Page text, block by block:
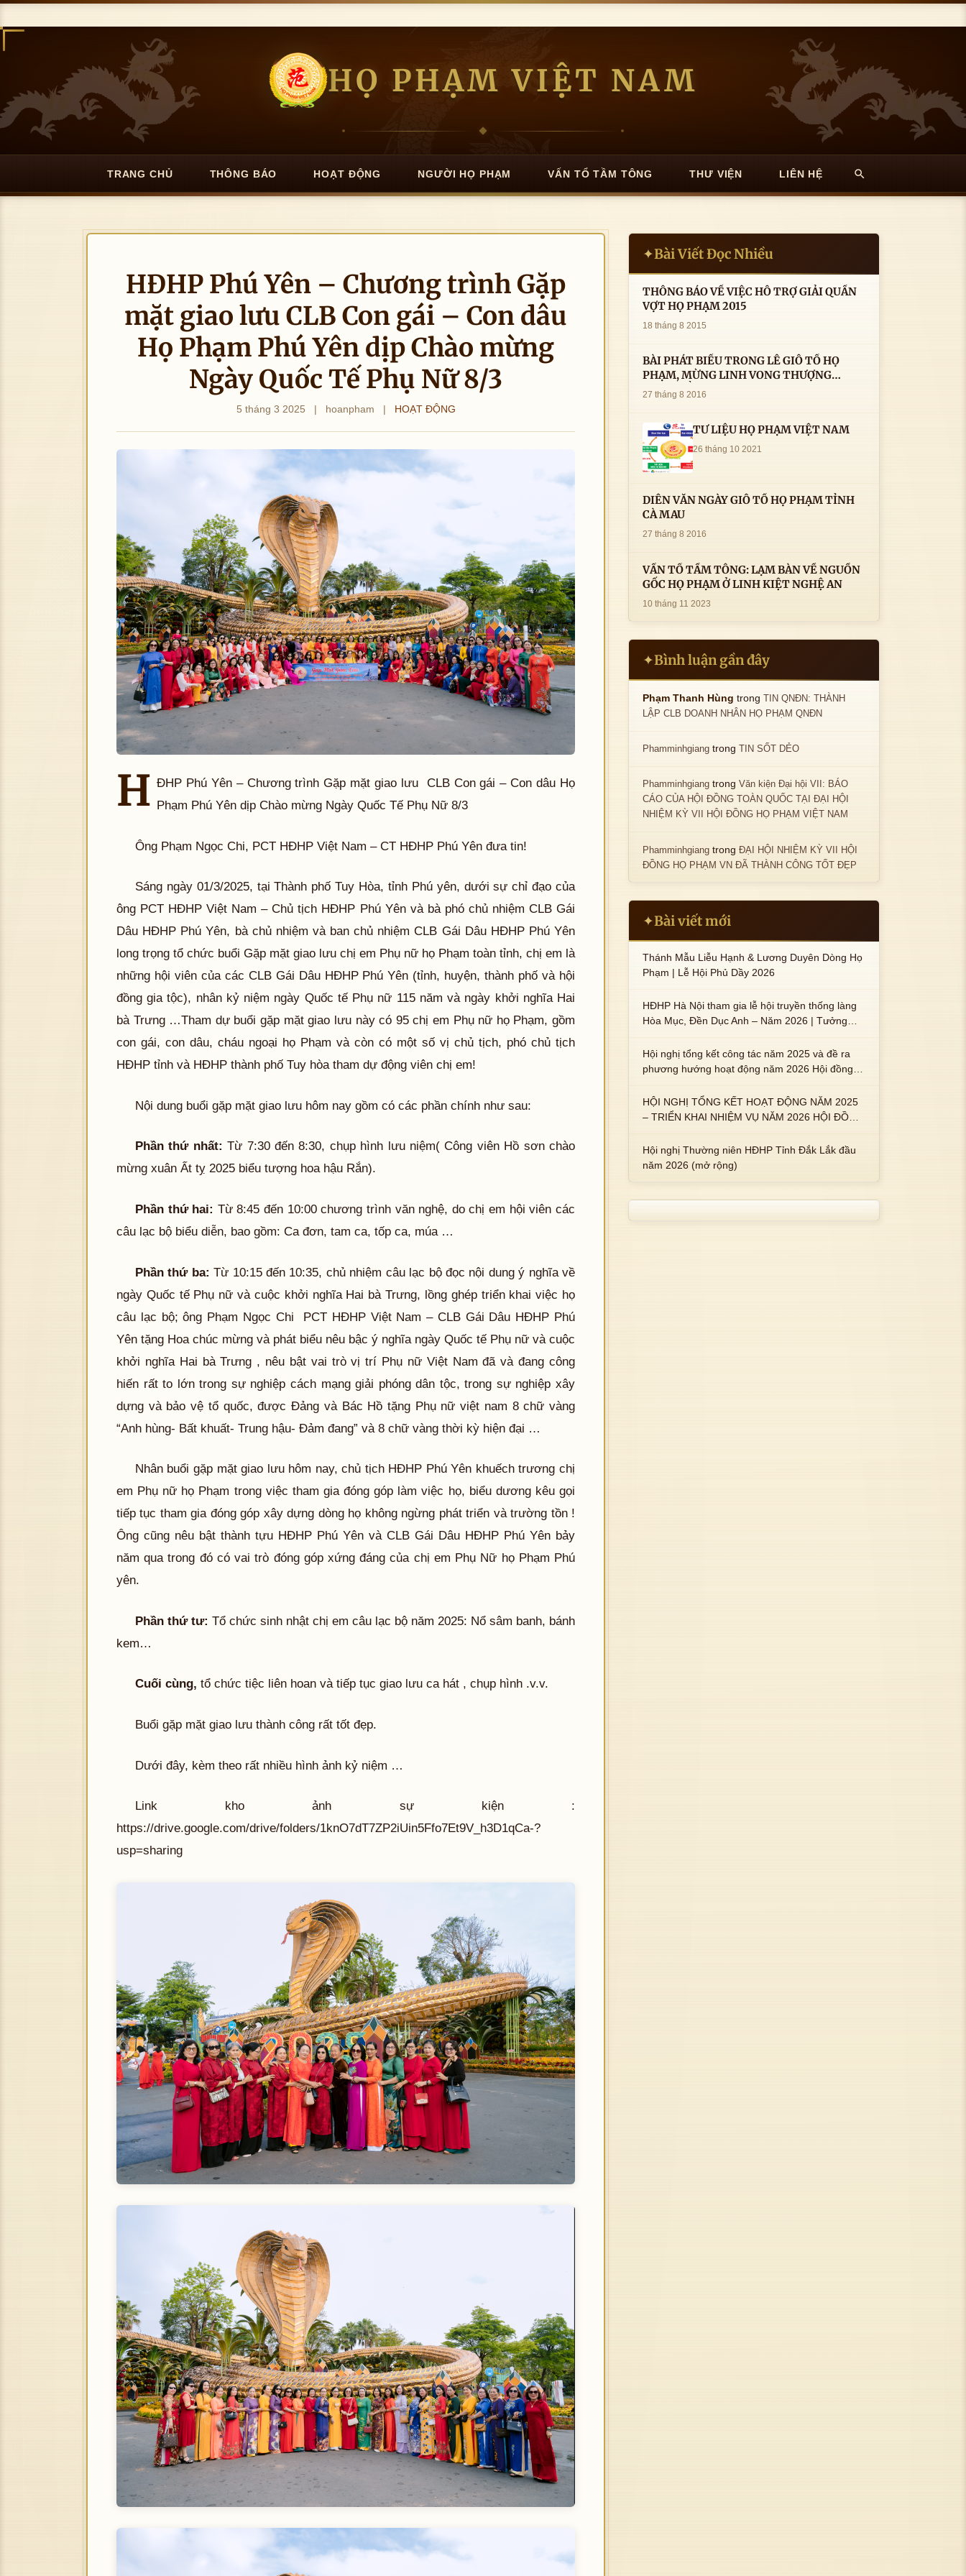
HỌ PHẠM VIỆT NAM
TRANG CHỦ THÔNG BÁO HOẠT ĐỘNG NGƯỜI HỌ PHẠM VẤN TỔ TẦM TÔNG THƯ VIỆN LIÊN HỆ
HĐHP Phú Yên – Chương trình Gặp
mặt giao lưu CLB Con gái – Con dâu
Họ Phạm Phú Yên dịp Chào mừng
Ngày Quốc Tế Phụ Nữ 8/3
5 tháng 3 2025 | hoanpham | HOẠT ĐỘNG
H ĐHP Phú Yên – Chương trình Gặp mặt giao lưu CLB Con gái – Con dâu Họ
Phạm Phú Yên dịp Chào mừng Ngày Quốc Tế Phụ Nữ 8/3
Ông Phạm Ngọc Chi, PCT HĐHP Việt Nam – CT HĐHP Phú Yên đưa tin!
Sáng ngày 01/3/2025, tại Thành phố Tuy Hòa, tỉnh Phú yên, dưới sự chỉ đạo của
ông PCT HĐHP Việt Nam – Chủ tịch HĐHP Phú Yên và bà phó chủ nhiệm CLB Gái
Dâu HĐHP Phú Yên, bà chủ nhiệm và ban chủ nhiệm CLB Gái Dâu HĐHP Phú Yên
long trọng tổ chức buổi Gặp mặt giao lưu chị em Phụ nữ họ Phạm toàn tỉnh, chị em là
những hội viên của các CLB Gái Dâu HĐHP Phú Yên (tỉnh, huyện, thành phố và hội
đồng gia tộc), nhân kỷ niệm ngày Quốc tế Phụ nữ 115 năm và ngày khởi nghĩa Hai
bà Trưng …Tham dự buổi gặp mặt giao lưu này có 95 chị em Phụ nữ họ Phạm, gồm
con gái, con dâu, cháu ngoại họ Phạm và còn có một số vị chủ tịch, phó chủ tịch
HĐHP tỉnh và HĐHP thành phố Tuy hòa tham dự động viên chị em!
Nội dung buổi gặp mặt giao lưu hôm nay gồm có các phần chính như sau:
Phần thứ nhất: Từ 7:30 đến 8:30, chụp hình lưu niệm( Công viên Hồ sơn chào
mừng xuân Ất tỵ 2025 biểu tượng hoa hậu Rắn).
Phần thứ hai: Từ 8:45 đến 10:00 chương trình văn nghệ, do chị em hội viên các
câu lạc bộ biểu diễn, bao gồm: Ca đơn, tam ca, tốp ca, múa …
Phần thứ ba: Từ 10:15 đến 10:35, chủ nhiệm câu lạc bộ đọc nội dung ý nghĩa về
ngày Quốc tế Phụ nữ và cuộc khởi nghĩa Hai bà Trưng, lồng ghép triển khai việc họ
câu lạc bộ; ông Phạm Ngọc Chi PCT HĐHP Việt Nam – CLB Gái Dâu HĐHP Phú
Yên tặng Hoa chúc mừng và phát biểu nêu bậc ý nghĩa ngày Quốc tế Phụ nữ và cuộc
khởi nghĩa Hai bà Trưng , nêu bật vai trò vị trí Phụ nữ Việt Nam đã và đang công
hiến rất to lớn trong sự nghiệp cách mạng giải phóng dân tộc, trong sự nghiệp xây
dựng và bảo vệ tổ quốc, được Đảng và Bác Hồ tặng Phụ nữ việt nam 8 chữ vàng
“Anh hùng- Bất khuất- Trung hậu- Đảm đang” và 8 chữ vàng thời kỳ hiện đại …
Nhân buổi gặp mặt giao lưu hôm nay, chủ tịch HĐHP Phú Yên khuếch trương chị
em Phụ nữ họ Phạm trong việc tham gia đóng góp làm việc họ, biểu dương kêu gọi
tiếp tục tham gia đóng góp xây dựng dòng họ không ngừng phát triển và trường tồn !
Ông cũng nêu bật thành tựu HĐHP Phú Yên và CLB Gái Dâu HĐHP Phú Yên bảy
năm qua trong đó có vai trò đóng góp xứng đáng của chị em Phụ Nữ họ Phạm Phú
yên.
Phần thứ tư: Tổ chức sinh nhật chị em câu lạc bộ năm 2025: Nổ sâm banh, bánh
kem…
Cuối cùng, tổ chức tiệc liên hoan và tiếp tục giao lưu ca hát , chụp hình .v.v.
Buổi gặp mặt giao lưu thành công rất tốt đẹp.
Dưới đây, kèm theo rất nhiều hình ảnh kỷ niệm …
Link kho ảnh sự kiện :
https://drive.google.com/drive/folders/1knO7dT7ZP2iUin5Ffo7Et9V_h3D1qCa-?
usp=sharing
✦Bài Viết Đọc Nhiều
THÔNG BÁO VỀ VIỆC HỖ TRỢ GIẢI QUẦN
VỢT HỌ PHẠM 2015
18 tháng 8 2015
BÀI PHÁT BIỂU TRONG LÊ GIỖ TỔ HỌ
PHẠM, MỪNG LINH VONG THƯỢNG
THỦY TỔ HỌ PHẠM AN VỊ TAI CÀ MAU- (
27 tháng 8 2016
TƯ LIỆU HỌ PHẠM VIỆT NAM
26 tháng 10 2021
DIỄN VĂN NGÀY GIỖ TỔ HỌ PHẠM TỈNH
CÀ MAU
27 tháng 8 2016
VẤN TỔ TẦM TÔNG: LẠM BÀN VỀ NGUỒN
GỐC HỌ PHẠM Ở LINH KIỆT NGHỆ AN
10 tháng 11 2023
✦Bình luận gần đây
Phạm Thanh Hùng trongTIN QNĐN: THÀNH
LẬP CLB DOANH NHÂN HỌ PHẠM QNĐN
Phamminhgiang trongTIN SỐT DẺO
Phamminhgiang trongVăn kiện Đại hội VII: BÁO
CÁO CỦA HỘI ĐỒNG TOÀN QUỐC TẠI ĐẠI HỘI
NHIỆM KỲ VII HỘI ĐỒNG HỌ PHẠM VIỆT NAM
Phamminhgiang trongĐẠI HỘI NHIỆM KỲ VII HỘI
ĐỒNG HỌ PHẠM VN ĐÃ THÀNH CÔNG TỐT ĐẸP
✦Bài viết mới
Thánh Mẫu Liễu Hạnh & Lương Duyên Dòng Họ
Phạm | Lễ Hội Phủ Dầy 2026
HĐHP Hà Nội tham gia lễ hội truyền thống làng
Hòa Mục, Đền Dục Anh – Năm 2026 | Tưởng
Phạm Thị Uyển và 2 em trai : ngài Phạm Huy,
Phạm Miện
Hội nghị tổng kết công tác năm 2025 và đề ra
phương hướng hoạt động năm 2026 Hội đồng
HỘI NGHỊ TỔNG KẾT HOẠT ĐỘNG NĂM 2025
– TRIỂN KHAI NHIỆM VỤ NĂM 2026 HỘI ĐỒNG
Hội nghị Thường niên HĐHP Tỉnh Đắk Lắk đầu
năm 2026 (mở rộng)